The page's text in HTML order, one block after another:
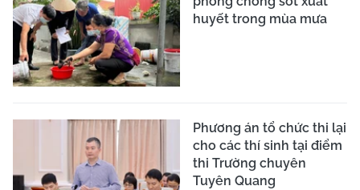
huyết trong mùa mưa
Phương án tổ chức thi lại
cho các thí sinh tại điểm
thi Trường chuyên
Tuyên Quang